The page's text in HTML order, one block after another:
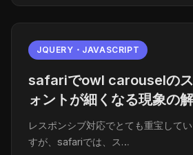
JQUERY・JAVASCRIPT
safariでowl carouselの
ォントが細くなる現象の
レスポンシブ対応でとても重宝して
すが、safariでは、ス…